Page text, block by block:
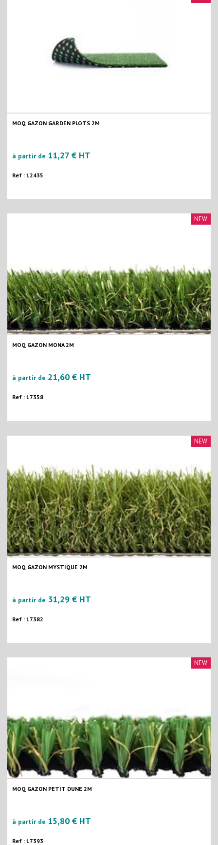
MOQ GAZON GARDEN PLOTS 2M
à partir de 11,27 € HT
Ref : 12435
MOQ GAZON MONA 2M
à partir de 21,60 € HT
NEW
Ref : 17358
MOQ GAZON MYSTIQUE 2M
à partir de 31,29 € HT
NEW
Ref : 17382
MOQ GAZON PETIT DUNE 2M
à partir de 15,80 € HT
NEW
Ref : 17393